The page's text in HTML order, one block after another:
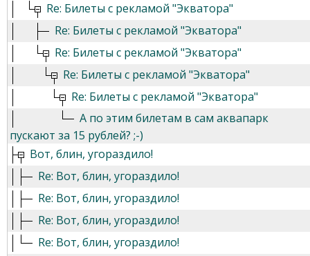
Re: Билеты с рекламой "Экватора"
Re: Билеты с рекламой "Экватора"
Re: Билеты с рекламой "Экватора"
Re: Билеты с рекламой "Экватора"
Re: Билеты с рекламой "Экватора"
А по этим билетам в сам аквапарк
пускают за 15 рублей? ;-)
Вот, блин, угораздило!
Re: Вот, блин, угораздило!
Re: Вот, блин, угораздило!
Re: Вот, блин, угораздило!
Re: Вот, блин, угораздило!